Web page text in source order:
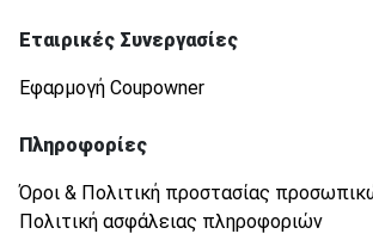
Εταιρικές Συνεργασίες
Εφαρμογή Coupowner
Πληροφορίες
Όροι & Πολιτική προστασίας
Πολιτική ασφάλειας πληροφοριών